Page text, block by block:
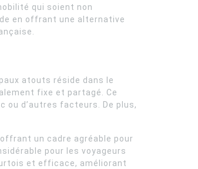
qui soient non
en offrant une alternative
atouts réside dans le
fixe et partagé. Ce
d’autres facteurs. De plus,
un cadre agréable pour
pour les voyageurs
et efficace, améliorant